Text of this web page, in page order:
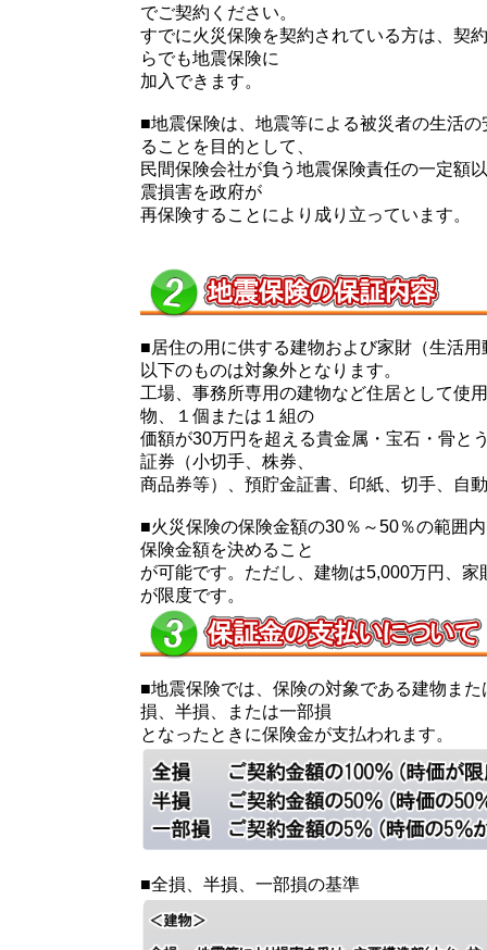
でご契約ください。
すでに火災保険を契約されている方は、契
らでも地震保険に
加入できます。
■地震保険は、地震等による被災者の生活の
ることを目的として、
民間保険会社が負う地震保険責任の一定額
震損害を政府が
再保険することにより成り立っています。
■居住の用に供する建物および家財（生活用
以下のものは対象外となります。
工場、事務所専用の建物など住居として使
物、１個または１組の
価額が30万円を超える貴金属・宝石・骨と
証券（小切手、株券、
商品券等）、預貯金証書、印紙、切手、自
■火災保険の保険金額の30％～50％の範囲
保険金額を決めること
が可能です。ただし、建物は5,000万円、家
が限度です。
■地震保険では、保険の対象である建物また
損、半損、または一部損
となったときに保険金が支払われます。
■全損、半損、一部損の基準